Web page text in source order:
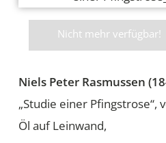
Nicht mehr verfügbar!
Niels Peter Rasmussen
„Studie einer Pfingstrose“,
Öl auf Leinwand,